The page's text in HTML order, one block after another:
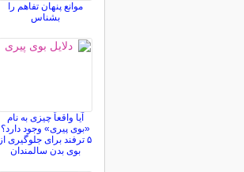
موانع پنهان تفاهم را
بشناس
آیا واقعاً چیزی به نام
«بوی پیری» وجود دارد؟
۵ ترفند برای جلوگیری از
بوی بدن سالمندان